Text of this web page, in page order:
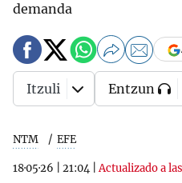
demanda
NTM EFE
18·05·26 21:04 |Actualizado a
Itzuli Entzun